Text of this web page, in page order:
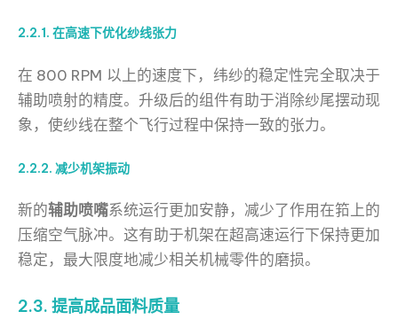
2.2.1. 在高速下优化纱线张力
在 800 RPM 以上的速度下，纬纱的稳定性完全取决于
辅助喷射的精度。升级后的组件有助于消除纱尾摆动现
象，使纱线在整个飞行过程中保持一致的张力。
2.2.2. 减少机架振动
新的辅助喷嘴系统运行更加安静，减少了作用在筘上的
压缩空气脉冲。这有助于机架在超高速运行下保持更加
稳定，最大限度地减少相关机械零件的磨损。
2.3. 提高成品面料质量